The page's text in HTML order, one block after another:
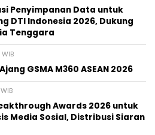
Penyimpanan Data untuk
DTI Indonesia 2026, Dukung
Tenggara
GSMA M360 ASEAN 2026
Awards 2026 untuk
Media Sosial, Distribusi Siaran